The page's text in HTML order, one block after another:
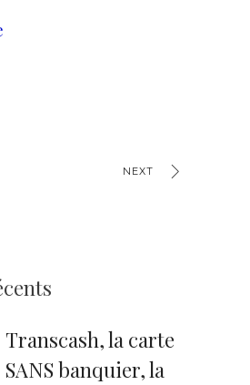
NEXT
Transcash, la carte
SANS banquier, la